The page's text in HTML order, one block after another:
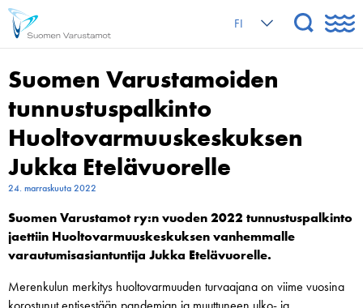
FI
Suomen Varustamoiden
tunnustuspalkinto
Huoltovarmuuskeskuksen
Jukka Etelävuorelle
24. marraskuuta 2022
Suomen Varustamot ry:n vuoden 2022 tunnustuspalkinto
jaettiin Huoltovarmuuskeskuksen vanhemmalle
varautumisasiantuntija Jukka Etelävuorelle.
Merenkulun merkitys huoltovarmuuden turvaajana on viime vuosina